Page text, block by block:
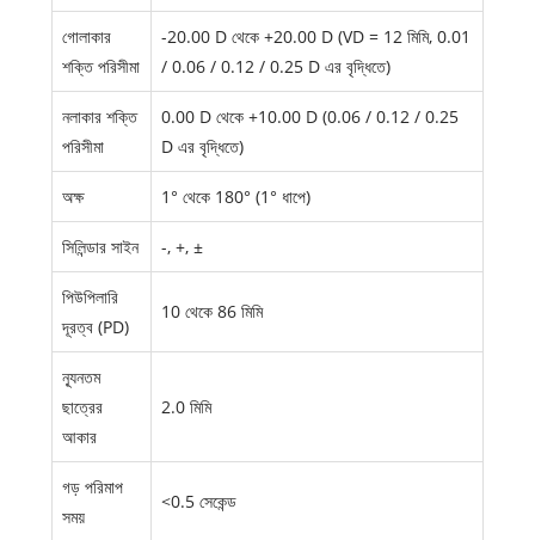
গোলাকার
শক্তি পরিসীমা
-20.00 D থেকে +20.00 D (VD = 12 মিমি, 0.01
/ 0.06 / 0.12 / 0.25 D এর বৃদ্ধিতে)
নলাকার শক্তি
পরিসীমা
0.00 D থেকে +10.00 D (0.06 / 0.12 / 0.25
D এর বৃদ্ধিতে)
অক্ষ 1° থেকে 180° (1° ধাপে)
সিলিন্ডার সাইন -, +, ±
পিউপিলারি
দূরত্ব (PD)
10 থেকে 86 মিমি
ন্যূনতম
ছাত্রের
আকার
2.0 মিমি
গড় পরিমাপ
সময়
<0.5 সেকেন্ড